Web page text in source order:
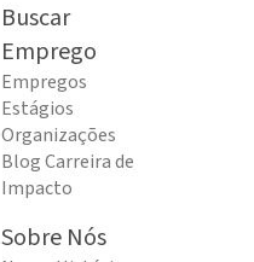
Buscar
Emprego
Empregos
Estágios
Organizações
Blog Carreira de
Impacto
Sobre Nós